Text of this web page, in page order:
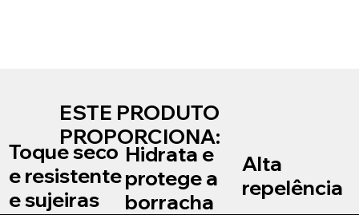
ESTE PRODUTO
PROPORCIONA:
Toque seco
e resistente
e sujeiras
Hidrata e
protege a
borracha
Alta
repelência